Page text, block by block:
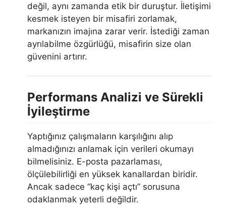
değil, aynı zamanda etik bir duruştur. İletişimi
kesmek isteyen bir misafiri zorlamak,
markanızın imajına zarar verir. İstediği zaman
ayrılabilme özgürlüğü, misafirin size olan
güvenini artırır.
Performans Analizi ve Sürekli
İyileştirme
Yaptığınız çalışmaların karşılığını alıp
almadığınızı anlamak için verileri okumayı
bilmelisiniz. E-posta pazarlaması,
ölçülebilirliği en yüksek kanallardan biridir.
Ancak sadece “kaç kişi açtı” sorusuna
odaklanmak yeterli değildir.